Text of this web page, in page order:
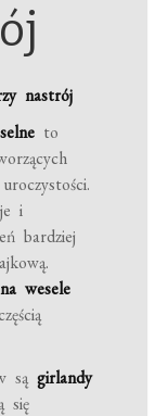
nastrój
to
i
bardziej
wesele
sągirlandy
się